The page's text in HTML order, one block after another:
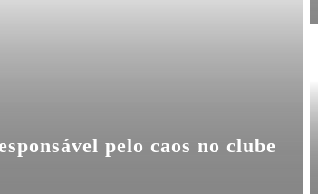
pelo caos no clube